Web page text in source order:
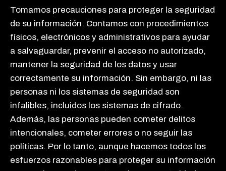
Tomamos precauciones para proteger la seguridad
de su información. Contamos con procedimientos
físicos, electrónicos y administrativos para ayudar
a salvaguardar, prevenir el acceso no autorizado,
mantener la seguridad de los datos y usar
correctamente su información. Sin embargo, ni las
personas ni los sistemas de seguridad son
infalibles, incluidos los sistemas de cifrado.
Además, las personas pueden cometer delitos
intencionales, cometer errores o no seguir las
políticas. Por lo tanto, aunque hacemos todos los
esfuerzos razonables para proteger su información